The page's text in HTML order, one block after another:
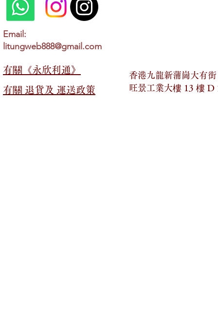
親自到以下地址領取：
香港九龍新蒲崗大有街
以郵寄的方式領取。
永欣利通保留對所有退貨與退款申請的最終決
免運費優惠
在香港地區，若顧客於網店內購買金額「超過
送貨費用
若購買金額「少於」
另外，顧客也可以選擇親臨以下地址領取產品
香港九龍新蒲崗大有街
2 號，旺景工業大樓
Email:
litungweb888@gmail.com
有關​​《永欣利通》
有關​​ 退貨及 運送政策
香港九龍新蒲崗大有
旺景工業大樓 13 樓 D